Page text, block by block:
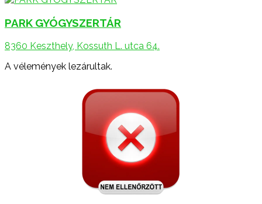
PARK GYÓGYSZERTÁR
8360 Keszthely, Kossuth L. utca 64.
A vélemények lezárultak.